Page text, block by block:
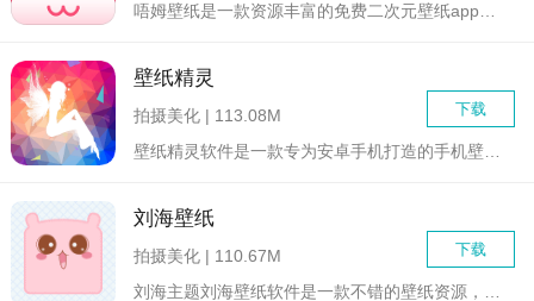
唔姆壁纸是一款资源丰富的免费二次元壁纸app，拥有海量二次元...
壁纸精灵
下载
拍摄美化 | 113.08M
壁纸精灵软件是一款专为安卓手机打造的手机壁纸软件，壁纸精灵收...
刘海壁纸
下载
拍摄美化 | 110.67M
刘海主题刘海壁纸软件是一款不错的壁纸资源，软件每天都会更新最...